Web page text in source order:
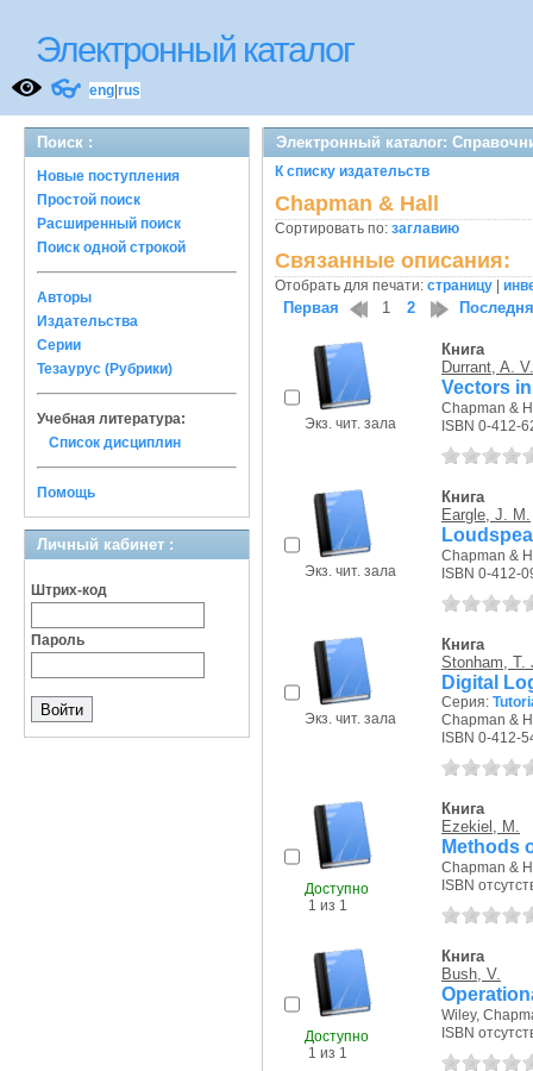
Электронный каталог
👓 eng rus
Поиск :
Новые поступления
Простой поиск
Расширенный поиск
Поиск одной строкой
Авторы
Издательства
Серии
Тезаурус (Рубрики)
Учебная литература:
Список дисциплин
Помощь
Личный кабинет :
Штрих-код
Пароль
Электронный каталог:
К списку издательств
Chapman & Hall
Сортировать по: заглавию
Связанные описания:
Отобрать для печати: страницу
Первая 1 2
Экз. чит. зала
Книга
Durrant, A. V.
Vectors
Chapman &
ISBN 0-412-
Экз. чит. зала
Книга
Eargle, J. M.
Chapman &
ISBN 0-412-
Экз. чит. зала
Книга
Stonham, T.
Digital
Серия:
Chapman &
ISBN 0-412-
Доступно
1 из 1
Книга
Ezekiel, M.
Methods
Chapman &
ISBN
Доступно
1 из 1
Книга
Bush, V.
Wiley,
ISBN